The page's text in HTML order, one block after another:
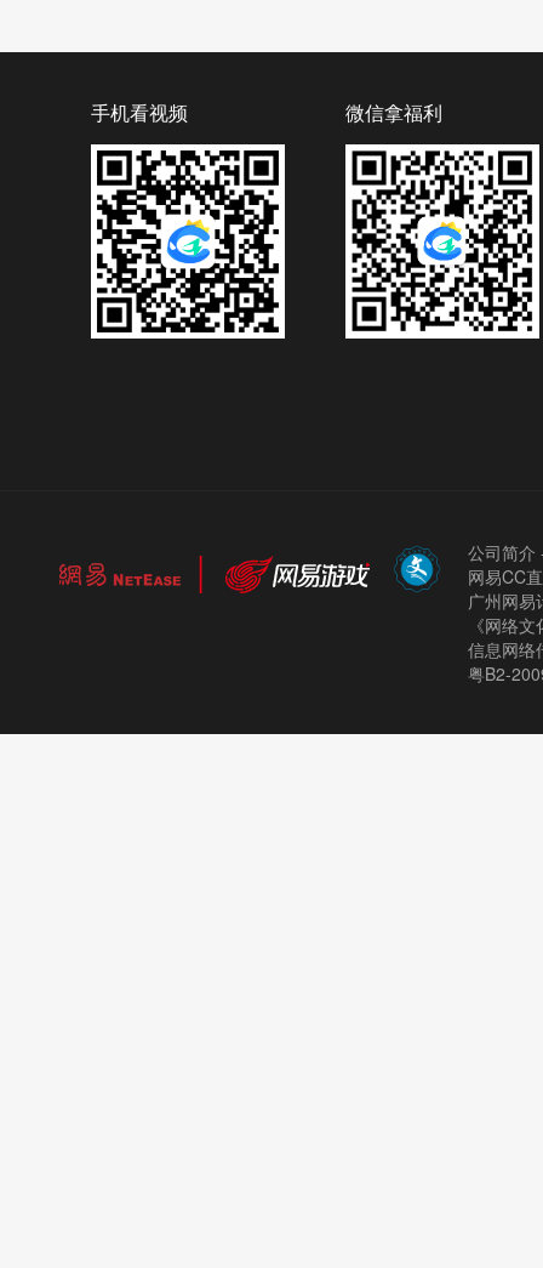
手机看视频 微信拿福利
公司简介
网易CC
广州网
《网络
信息网络
粤B2-